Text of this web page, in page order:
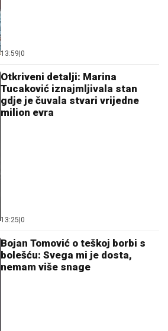
13:59 0
Otkriveni detalji: Marina
Tucaković iznajmljivala stan
gdje je čuvala stvari vrijedne
milion evra
13:25 0
Bojan Tomović o teškoj borbi s
bolešću: Svega mi je dosta,
nemam više snage